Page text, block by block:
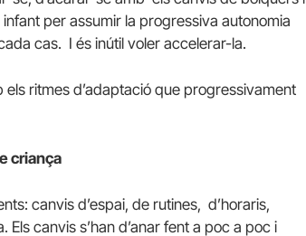
per assumir la progressiva autonomia
cas. I és inútil voler accelerar-la.
ritmes d’adaptació que progressivament
criança
canvis d’espai, de rutines, d’horaris,
canvis s’han d’anar fent a poc a poc i